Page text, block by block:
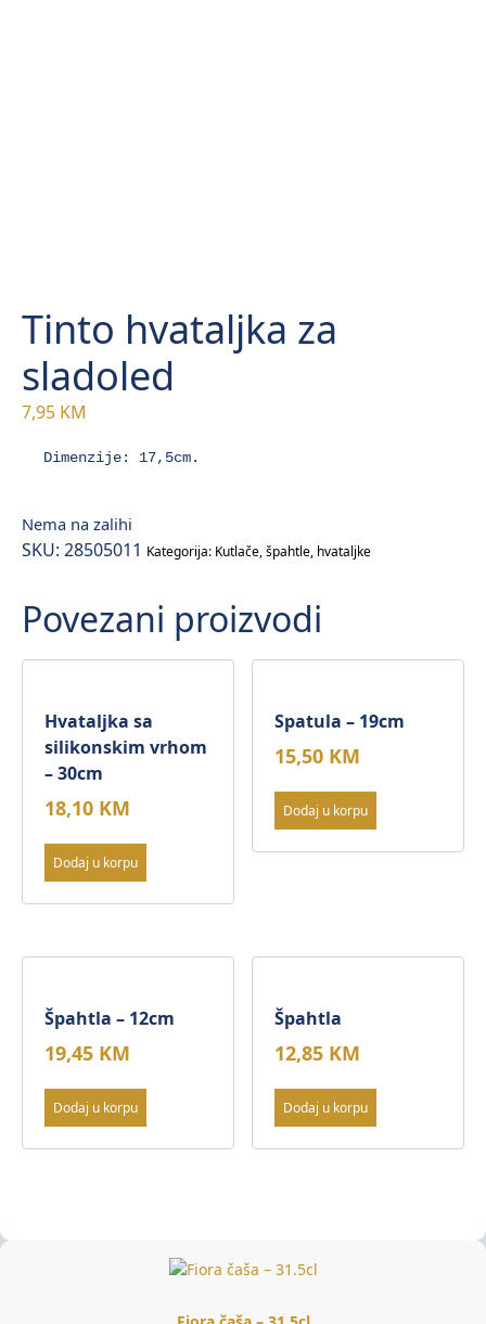
Tinto hvataljka za
sladoled
7,95 KM
Dimenzije: 17,5cm.
Nema na zalihi
SKU: 28505011 Kategorija: Kutlače, špahtle, hvataljke
Povezani proizvodi
Hvataljka sa
silikonskim vrhom
– 30cm
18,10 KM
Dodaj u korpu
Spatula – 19cm
15,50 KM
Dodaj u korpu
Špahtla – 12cm
19,45 KM
Dodaj u korpu
Špahtla
12,85 KM
Dodaj u korpu